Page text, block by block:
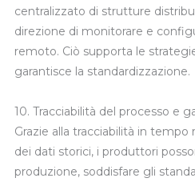
centralizzato di strutture
direzione di monitorare e
remoto. Ciò supporta le
garantisce la standardizzazione.
10. Tracciabilità del processo e
Grazie alla tracciabilità in tempo
dei dati storici, i produttori
produzione, soddisfare gli